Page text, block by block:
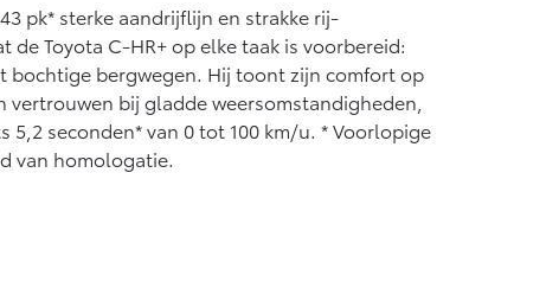
pk* sterke aandrijflijn en strakke rij-
de Toyota C-HR+ op elke taak is voorbereid:
bochtige bergwegen. Hij toont zijn comfort op
vertrouwen bij gladde weersomstandigheden,
5,2 seconden* van 0 tot 100 km/u. * Voorlopige
van homologatie.